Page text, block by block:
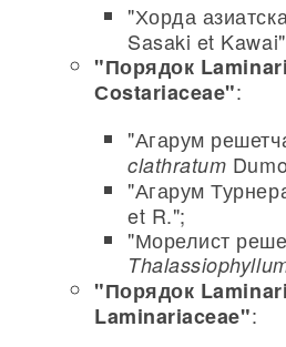
"Хорда
Sasaki et
"Порядок
Сostariaceae":
"Агарум
clathratum
"Агарум
et R.";
"Морелист
"Порядок
Laminariaceae":